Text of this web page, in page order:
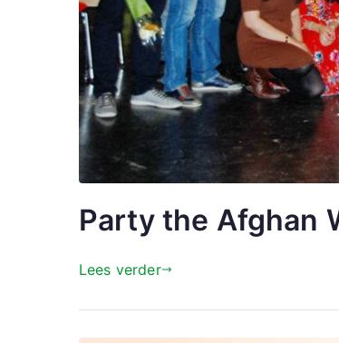
Party the Afghan
Lees verder